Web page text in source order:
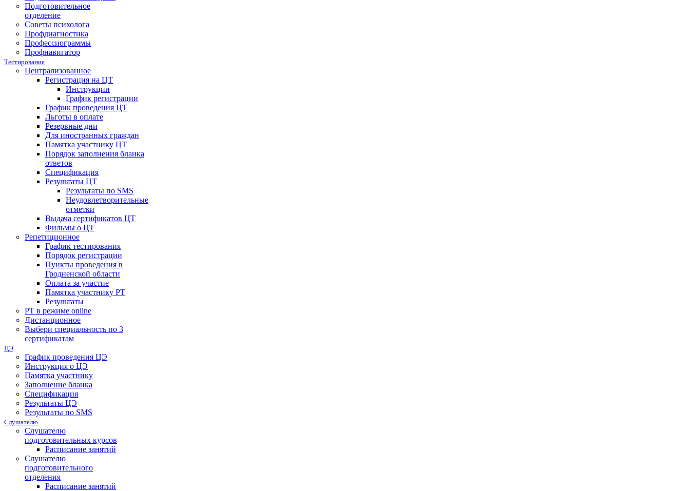
Подготовительное
отделение
Советы психолога
Профдиагностика
Профессиограммы
Профнавигатор
Тестирование
Централизованное
Регистрация на ЦТ
Инструкции
График регистрации
График проведения ЦТ
Льготы в оплате
Резервные дни
Для иностранных граждан
Памятка участнику ЦТ
Порядок заполнения бланка
ответов
Спецификация
Результаты ЦТ
Результаты по SMS
Неудовлетворительные
отметки
Выдача сертификатов ЦТ
Фильмы о ЦТ
Репетиционное
График тестирования
Порядок регистрации
Пункты проведения в
Гродненской области
Оплата за участие
Памятка участнику РТ
Результаты
РТ в режиме online
Дистанционное
Выбери специальность по 3
сертификатам
ЦЭ
График проведения ЦЭ
Инструкция о ЦЭ
Памятка участнику
Заполнение бланка
Спецификация
Результаты ЦЭ
Результаты по SMS
Слушателю
Слушателю
подготовительных курсов
Расписание занятий
Слушателю
подготовительного
отделения
Расписание занятий